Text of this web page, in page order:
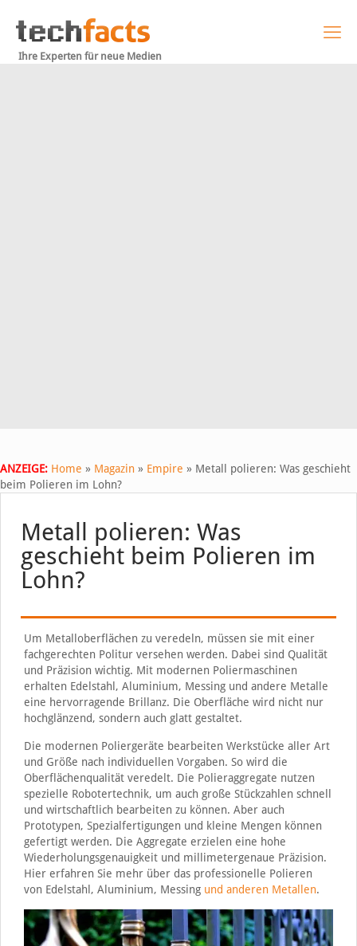
Ihre Experten für neue Medien
ANZEIGE: Home » Magazin » Empire » Metall polieren: Was geschieht
beim Polieren im Lohn?
Metall polieren: Was
geschieht beim Polieren im
Lohn?
Um Metalloberflächen zu veredeln, müssen sie mit einer
fachgerechten Politur versehen werden. Dabei sind Qualität
und Präzision wichtig. Mit modernen Poliermaschinen
erhalten Edelstahl, Aluminium, Messing und andere Metalle
eine hervorragende Brillanz. Die Oberfläche wird nicht nur
hochglänzend, sondern auch glatt gestaltet.
Die modernen Poliergeräte bearbeiten Werkstücke aller Art
und Größe nach individuellen Vorgaben. So wird die
Oberflächenqualität veredelt. Die Polieraggregate nutzen
spezielle Robotertechnik, um auch große Stückzahlen schnell
und wirtschaftlich bearbeiten zu können. Aber auch
Prototypen, Spezialfertigungen und kleine Mengen können
gefertigt werden. Die Aggregate erzielen eine hohe
Wiederholungsgenauigkeit und millimetergenaue Präzision.
Hier erfahren Sie mehr über das professionelle Polieren
von Edelstahl, Aluminium, Messing und anderen Metallen.